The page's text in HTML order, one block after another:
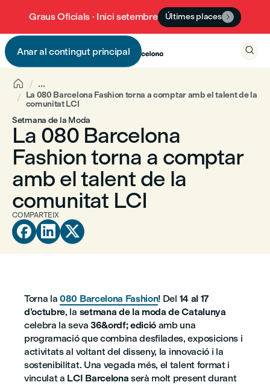
Graus Oficials · Inici setembre Últimes places 
Anar al contingut principal
 
 ...
La 080 Barcelona Fashion torna a comptar amb el talent de la
comunitat LCI
Setmana de la Moda
La 080 Barcelona
Fashion torna a comptar
amb el talent de la
comunitat LCI
COMPARTEIX
  
Torna la080 Barcelona Fashion! Del 14 al 17
d’octubre, la setmana de la moda de Catalunya
celebra la seva 36&ordf; edició amb una
programació que combina desfilades, exposicions i
activitats al voltant del disseny, la innovació i la
sostenibilitat. Una vegada més, el talent format i
vinculat a LCI Barcelona serà molt present durant